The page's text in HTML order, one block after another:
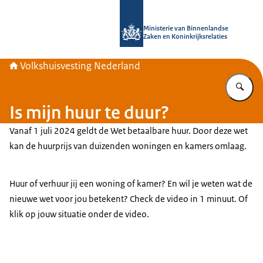
Ministerie van Binnenlandse
Zaken en Koninkrijksrelaties
Volkshuisvesting Nederland
Is mijn huur te duur?
Vanaf 1 juli 2024 geldt de Wet betaalbare huur. Door deze wet
kan de huurprijs van duizenden woningen en kamers omlaag.
Huur of verhuur jij een woning of kamer? En wil je weten wat de
nieuwe wet voor jou betekent? Check de video in 1 minuut. Of
klik op jouw situatie onder de video.